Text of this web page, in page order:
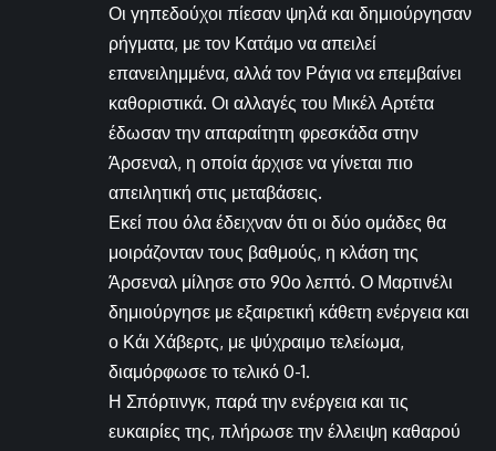
Οι γηπεδούχοι πίεσαν ψηλά και δημιούργησαν
ρήγματα, με τον Κατάμο να απειλεί
επανειλημμένα, αλλά τον Ράγια να επεμβαίνει
καθοριστικά. Οι αλλαγές του Μικέλ Αρτέτα
έδωσαν την απαραίτητη φρεσκάδα στην
Άρσεναλ, η οποία άρχισε να γίνεται πιο
απειλητική στις μεταβάσεις.
Εκεί που όλα έδειχναν ότι οι δύο ομάδες θα
μοιράζονταν τους βαθμούς, η κλάση της
Άρσεναλ μίλησε στο 90ο λεπτό. Ο Μαρτινέλι
δημιούργησε με εξαιρετική κάθετη ενέργεια και
ο Κάι Χάβερτς, με ψύχραιμο τελείωμα,
διαμόρφωσε το τελικό 0-1.
Η Σπόρτινγκ, παρά την ενέργεια και τις
ευκαιρίες της, πλήρωσε την έλλειψη καθαρού